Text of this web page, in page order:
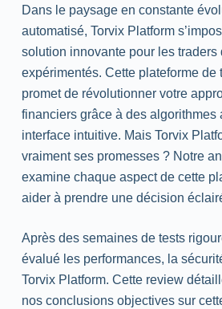
Dans le paysage en constante
automatisé, Torvix Platform
solution innovante pour les traders
expérimentés. Cette plateforme de
promet de révolutionner votre
financiers grâce à des algorithmes
interface intuitive. Mais Torvix
vraiment ses promesses ? Notre
examine chaque aspect de cette
aider à prendre une décision
Après des semaines de tests
évalué les performances, la
Torvix Platform. Cette review
nos conclusions objectives sur